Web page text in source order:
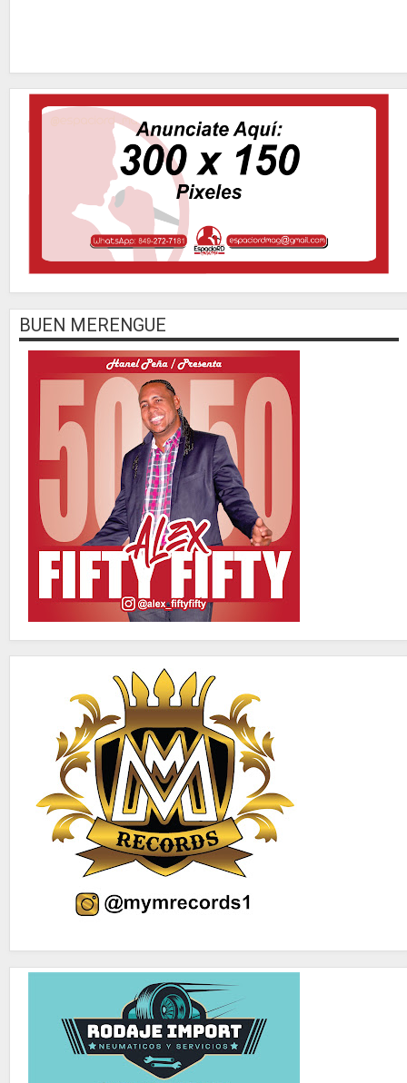
BUEN MERENGUE